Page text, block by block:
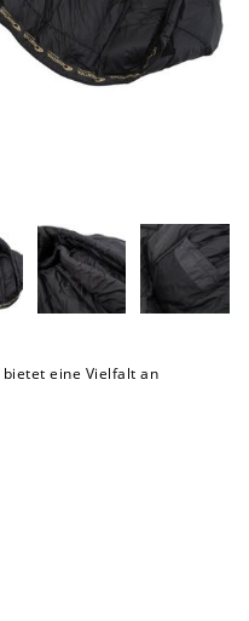
eine Vielfalt an